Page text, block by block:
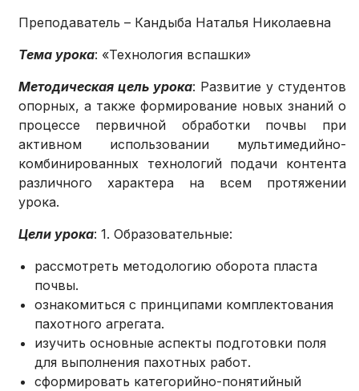
Преподаватель – Кандыба Наталья Николаевна
Тема урока: «Технология вспашки»
Методическая цель урока: Развитие у студентов
опорных, а также формирование новых знаний о
процессе первичной обработки почвы при
активном использовании мультимедийно-
комбинированных технологий подачи контента
различного характера на всем протяжении
урока.
Цели урока: 1. Образовательные:
рассмотреть методологию оборота пласта
почвы.
ознакомиться с принципами комплектования
пахотного агрегата.
изучить основные аспекты подготовки поля
для выполнения пахотных работ.
сформировать категорийно-понятийный